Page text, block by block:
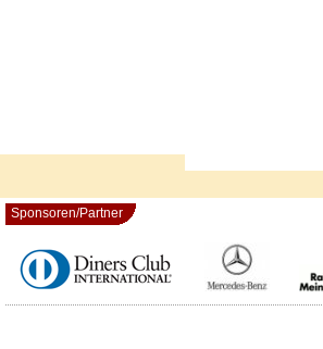
Sponsoren/Partner